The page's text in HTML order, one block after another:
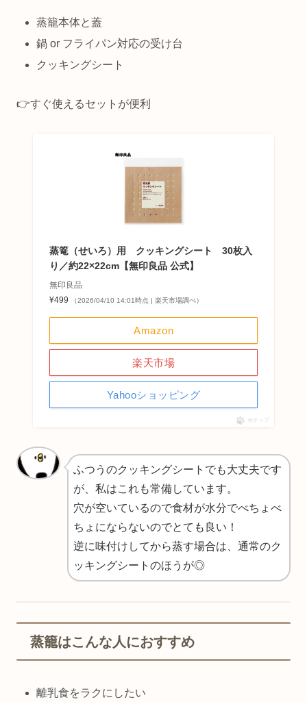
蒸籠本体と蓋
鍋 or フライパン対応の受け台
クッキングシート
👉すぐ使えるセットが便利
蒸篭（せいろ）用 クッキングシート 30枚入
り／約22×22cm【無印良品 公式】
無印良品
¥499
（2026/04/10 14:01時点 | 楽天市場調べ）
Amazon
楽天市場
Yahooショッピング
ポチップ
ふつうのクッキングシートでも大丈夫です
が、私はこれも常備しています。
穴が空いているので食材が水分でべちょべ
ちょにならないのでとても良い！
逆に味付けしてから蒸す場合は、通常のク
ッキングシートのほうが◎
蒸籠はこんな人におすすめ
離乳食をラクにしたい